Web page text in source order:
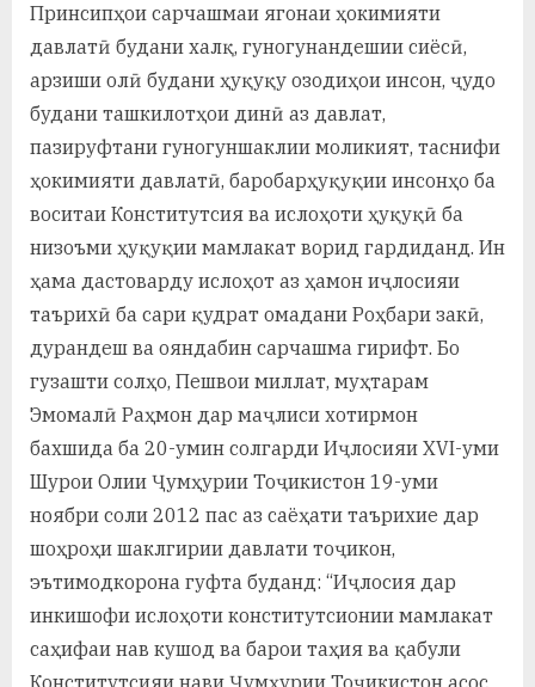
Принсипҳои сарчашмаи ягонаи ҳокимияти
давлатӣ будани халқ, гуногунандешии сиёсӣ,
арзиши олӣ будани ҳуқуқу озодиҳои инсон, ҷудо
будани ташкилотҳои динӣ аз давлат,
пазируфтани гуногуншаклии моликият, таснифи
ҳокимияти давлатӣ, баробарҳуқуқии инсонҳо ба
воситаи Конститутсия ва ислоҳоти ҳуқуқӣ ба
низоъми ҳуқуқии мамлакат ворид гардиданд. Ин
ҳама дастоварду ислоҳот аз ҳамон иҷлосияи
таърихӣ ба сари қудрат омадани Роҳбари закӣ,
дурандеш ва ояндабин сарчашма гирифт. Бо
гузашти солҳо, Пешвои миллат, муҳтарам
Эмомалӣ Раҳмон дар маҷлиси хотирмон
бахшида ба 20-умин солгарди Иҷлосияи XVI-уми
Шурои Олии Ҷумҳурии Тоҷикистон 19-уми
ноябри соли 2012 пас аз саёҳати таърихие дар
шоҳроҳи шаклгирии давлати тоҷикон,
эътимодкорона гуфта буданд: “Иҷлосия дар
инкишофи ислоҳоти конститутсионии мамлакат
саҳифаи нав кушод ва барои таҳия ва қабули